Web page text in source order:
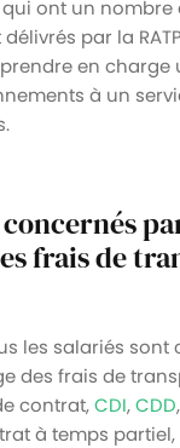
ont un nombre
par la
en charge
à un
frais de
les salariés
des frais de
contrat,CDI,CDD
à temps partiel,